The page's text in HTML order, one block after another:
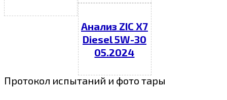
Анализ ZIC X7
Diesel 5W-30
05.2024
Протокол испытаний и фото тары